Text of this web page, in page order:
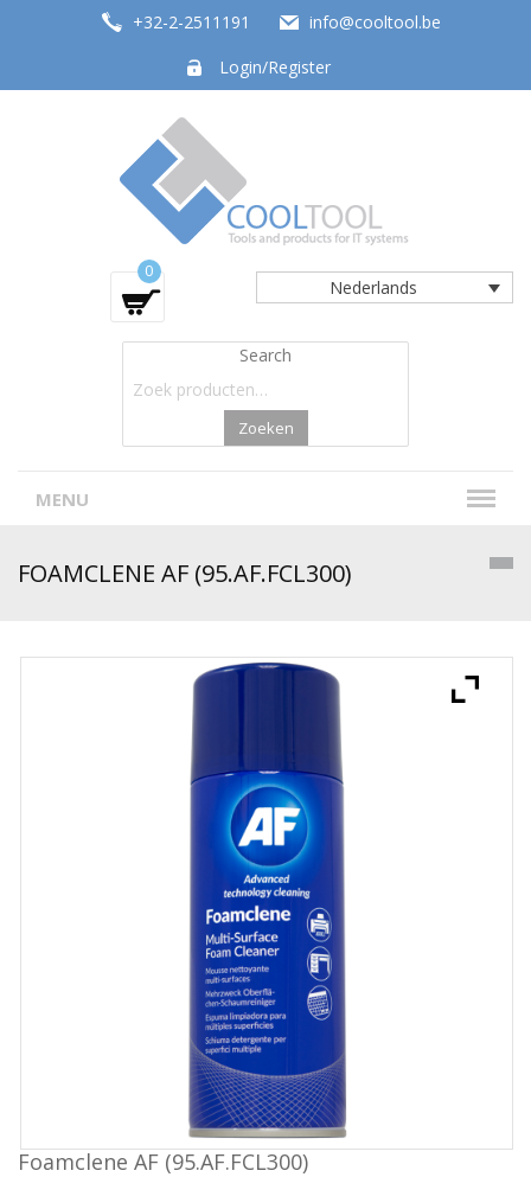
+32-2-2511191
info@cooltool.be
Login/Register
Tools and products for office systems
Nederlands
0
Search
Zoeken
MENU
FOAMCLENE AF (95.AF.FCL300)
Foamclene AF (95.AF.FCL300)